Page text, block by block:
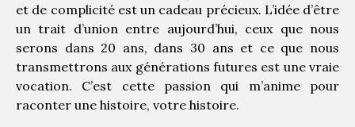
et de complicité est un cadeau précieux. L’idée d’être
un trait d’union entre aujourd’hui, ceux que nous
serons dans 20 ans, dans 30 ans et ce que nous
transmettrons aux générations futures est une vraie
vocation. C’est cette passion qui m’anime pour
raconter une histoire, votre histoire.